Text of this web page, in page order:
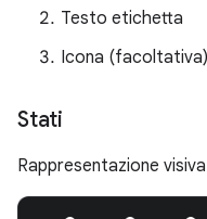
Testo etichetta
Icona (facoltativa)
Stati
Rappresentazione